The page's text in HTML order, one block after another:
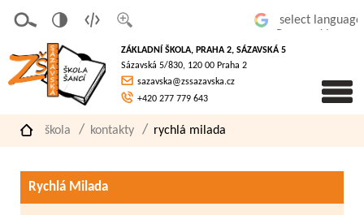
písmo
á
verze
pro
slaboz
raké
ZÁKLADNÍ ŠKOLA, PRAHA 2, SÁZAVSKÁ 5
Sázavská 5/830, 120 00 Praha 2
sazavska@zssazavska.cz
+420 277 779 643
škola kontakty rychlá milada
Rychlá Milada